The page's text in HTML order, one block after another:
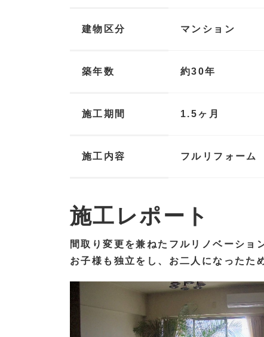
建物区分 マンション
築年数 約30年
施工期間 1.5ヶ月
施工内容 フルリフォーム
施工レポート
間取り変更を兼ねたフルリノベーショ
お子様も独立をし、お二人になったた